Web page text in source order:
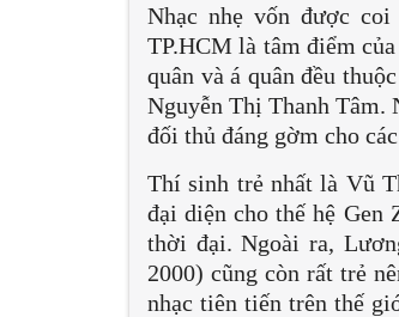
Nhạc nhẹ vốn được
TP.HCM là tâm điểm
quân và á quân đều
Nguyễn Thị Thanh Tâm.
đối thủ đáng gờm cho
Thí sinh trẻ nhất là Vũ
đại diện cho thế hệ Gen
thời đại. Ngoài ra,
2000) cũng còn rất trẻ
nhạc tiên tiến trên thế